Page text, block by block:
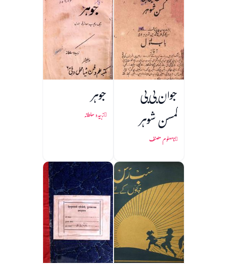
جوان بی بی
کمسن شوہر
نامعلوم مصنف
جوہر
زبیدہ سلطانہ